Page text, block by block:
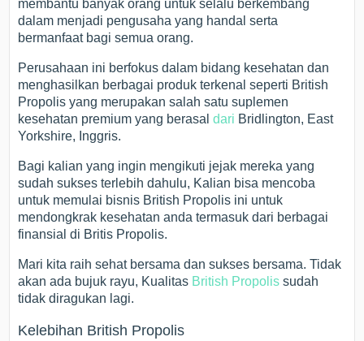
membantu banyak orang untuk selalu berkembang
dalam menjadi pengusaha yang handal serta
bermanfaat bagi semua orang.
Perusahaan ini berfokus dalam bidang kesehatan dan
menghasilkan berbagai produk terkenal seperti British
Propolis yang merupakan salah satu suplemen
kesehatan premium yang berasaldari Bridlington, East
Yorkshire, Inggris.
Bagi kalian yang ingin mengikuti jejak mereka yang
sudah sukses terlebih dahulu, Kalian bisa mencoba
untuk memulai bisnis British Propolis ini untuk
mendongkrak kesehatan anda termasuk dari berbagai
finansial di Britis Propolis.
Mari kita raih sehat bersama dan sukses bersama. Tidak
akan ada bujuk rayu, Kualitas British Propolis sudah
tidak diragukan lagi.
Kelebihan British Propolis